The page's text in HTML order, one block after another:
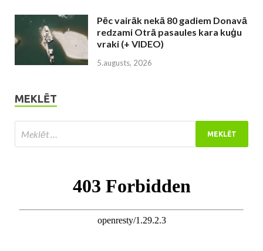
Pēc vairāk nekā 80 gadiem Donavā
redzami Otrā pasaules kara kuģu
vraki (+ VIDEO)
5.augusts, 2026
MEKLĒT